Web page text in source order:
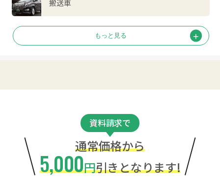
搬送車
資料請求で
通常価格から
5,000円引きとなります!